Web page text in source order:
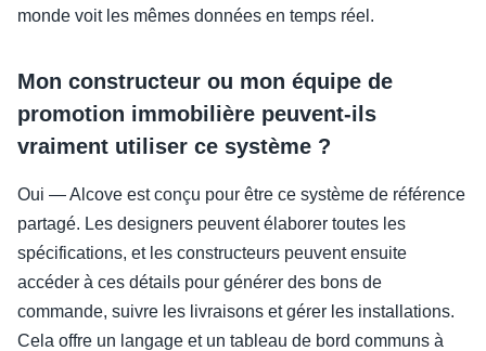
monde voit les mêmes données en temps réel.
Mon constructeur ou mon équipe de
promotion immobilière peuvent-ils
vraiment utiliser ce système ?
Oui — Alcove est conçu pour être ce système de référence
partagé. Les designers peuvent élaborer toutes les
spécifications, et les constructeurs peuvent ensuite
accéder à ces détails pour générer des bons de
commande, suivre les livraisons et gérer les installations.
Cela offre un langage et un tableau de bord communs à